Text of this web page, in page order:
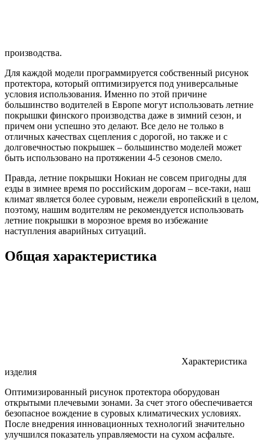
производства.
Для каждой модели программируется собственный рисунок
протектора, который оптимизируется под универсальные
условия использования. Именно по этой причине
большинство водителей в Европе могут использовать летние
покрышки финского производства даже в зимний сезон, и
причем они успешно это делают. Все дело не только в
отличных качествах сцепления с дорогой, но также и с
долговечностью покрышек – большинство моделей может
быть использовано на протяжении 4-5 сезонов смело.
Правда, летние покрышки Нокиан не совсем пригодны для
езды в зимнее время по российским дорогам – все-таки, наш
климат является более суровым, нежели европейский в целом,
поэтому, нашим водителям не рекомендуется использовать
летние покрышки в морозное время во избежание
наступления аварийных ситуаций.
Общая характеристика
Характеристика
изделия
Оптимизированный рисунок протектора оборудован
открытыми плечевыми зонами. За счет этого обеспечивается
безопасное вождение в суровых климатических условиях.
После внедрения инновационных технологий значительно
улучшился показатель управляемости на сухом асфальте.